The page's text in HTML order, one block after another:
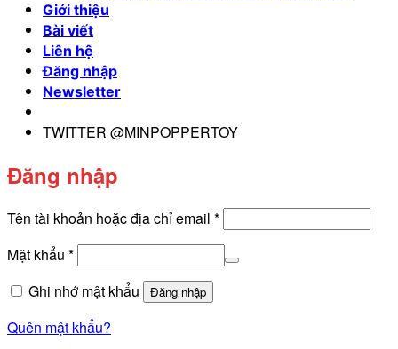
Giới thiệu
Bài viết
Liên hệ
Đăng nhập
Newsletter
TWITTER @MINPOPPERTOY
Đăng nhập
Tên tài khoản hoặc địa chỉ email *Bắt
Mật khẩu *Bắt
Ghi nhớ mật khẩu
Đăng nhập
Quên mật khẩu?